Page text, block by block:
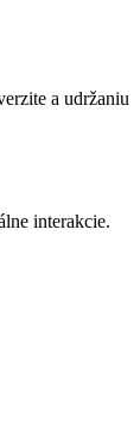
a udržaniu
interakcie.